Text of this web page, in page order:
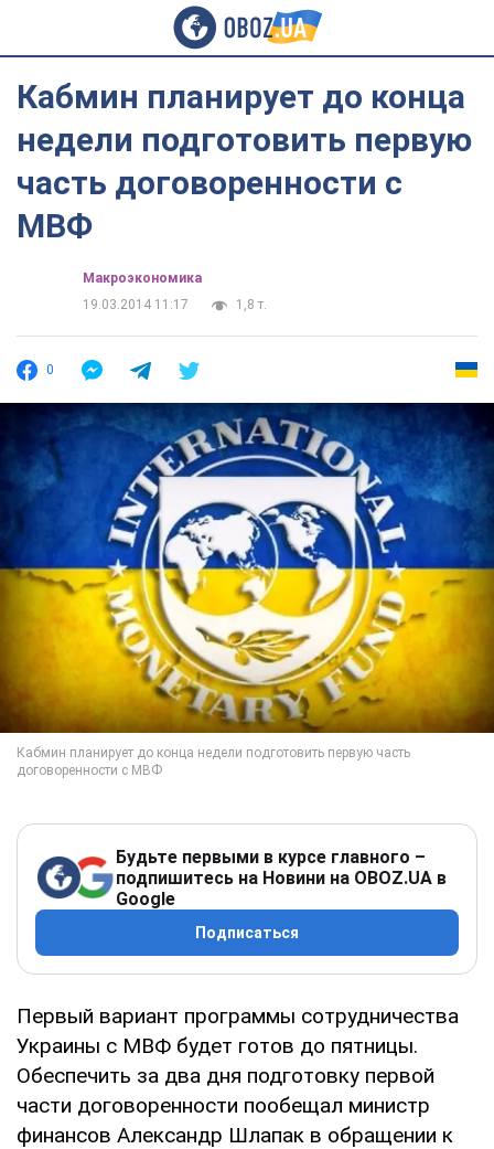
Кабмин планирует до конца
недели подготовить первую
часть договоренности с
МВФ
Mакроэкономика
19.03.2014 11:17
1,8 т.
0
Будьте первыми в курсе главного –
подпишитесь на Новини на OBOZ.UA в
Google
Подписаться
Первый вариант программы сотрудничества
Украины с МВФ будет готов до пятницы.
Обеспечить за два дня подготовку первой
части договоренности пообещал министр
финансов Александр Шлапак в обращении к